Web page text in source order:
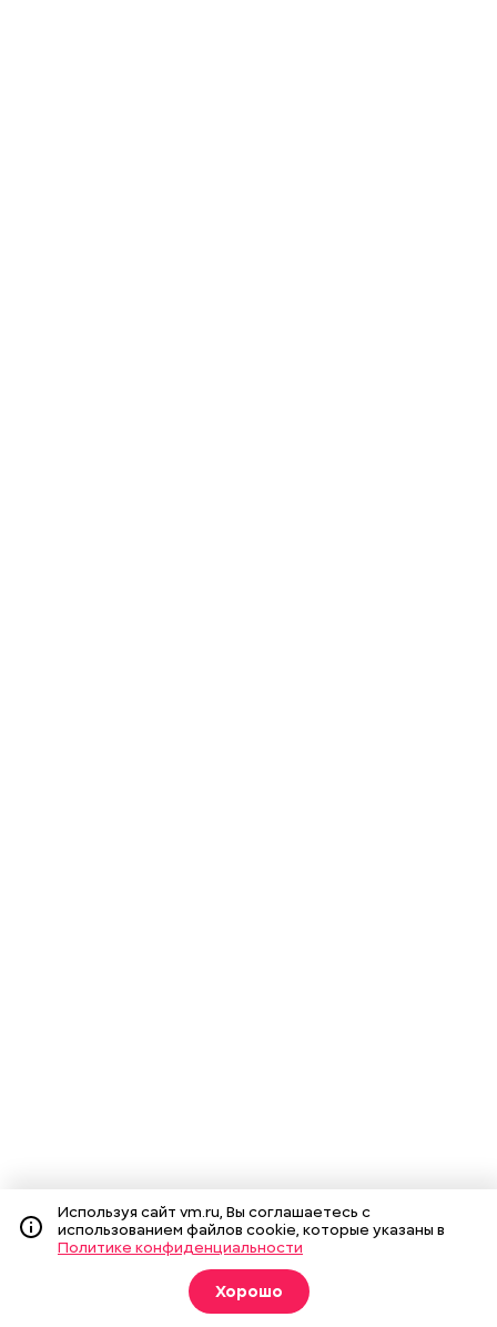
Используя сайт vm.ru, Вы соглашаетесь с
использованием файлов cookie, которые указаны в
Политике конфиденциальности
Хорошо